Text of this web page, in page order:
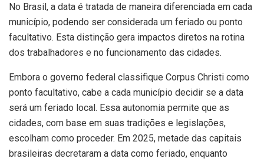
No Brasil, a data é tratada de maneira diferenciada em cada
município, podendo ser considerada um feriado ou ponto
facultativo. Esta distinção gera impactos diretos na rotina
dos trabalhadores e no funcionamento das cidades.
Embora o governo federal classifique Corpus Christi como
ponto facultativo, cabe a cada município decidir se a data
será um feriado local. Essa autonomia permite que as
cidades, com base em suas tradições e legislações,
escolham como proceder. Em 2025, metade das capitais
brasileiras decretaram a data como feriado, enquanto